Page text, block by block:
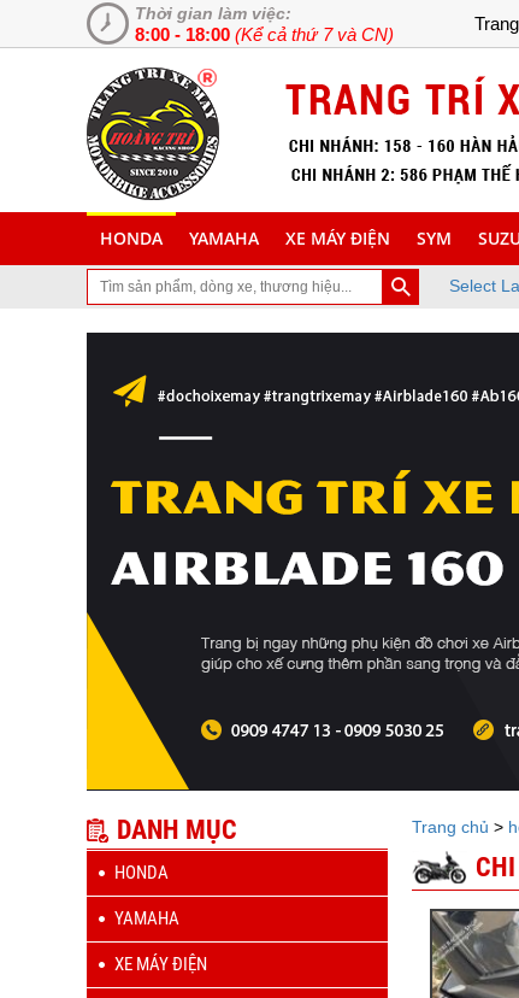
Thời gian làm việc:
8:00 - 18:00 (Kể cả thứ 7 và CN)
HONDA YAMAHA XE MÁY ĐIỆN SYM
Select
ghé thăm trang Web chuyên cung cấp và lắp đặt phụ tùng
DANH MỤC
HONDA
YAMAHA
XE MÁY ĐIỆN
Trang chủ >